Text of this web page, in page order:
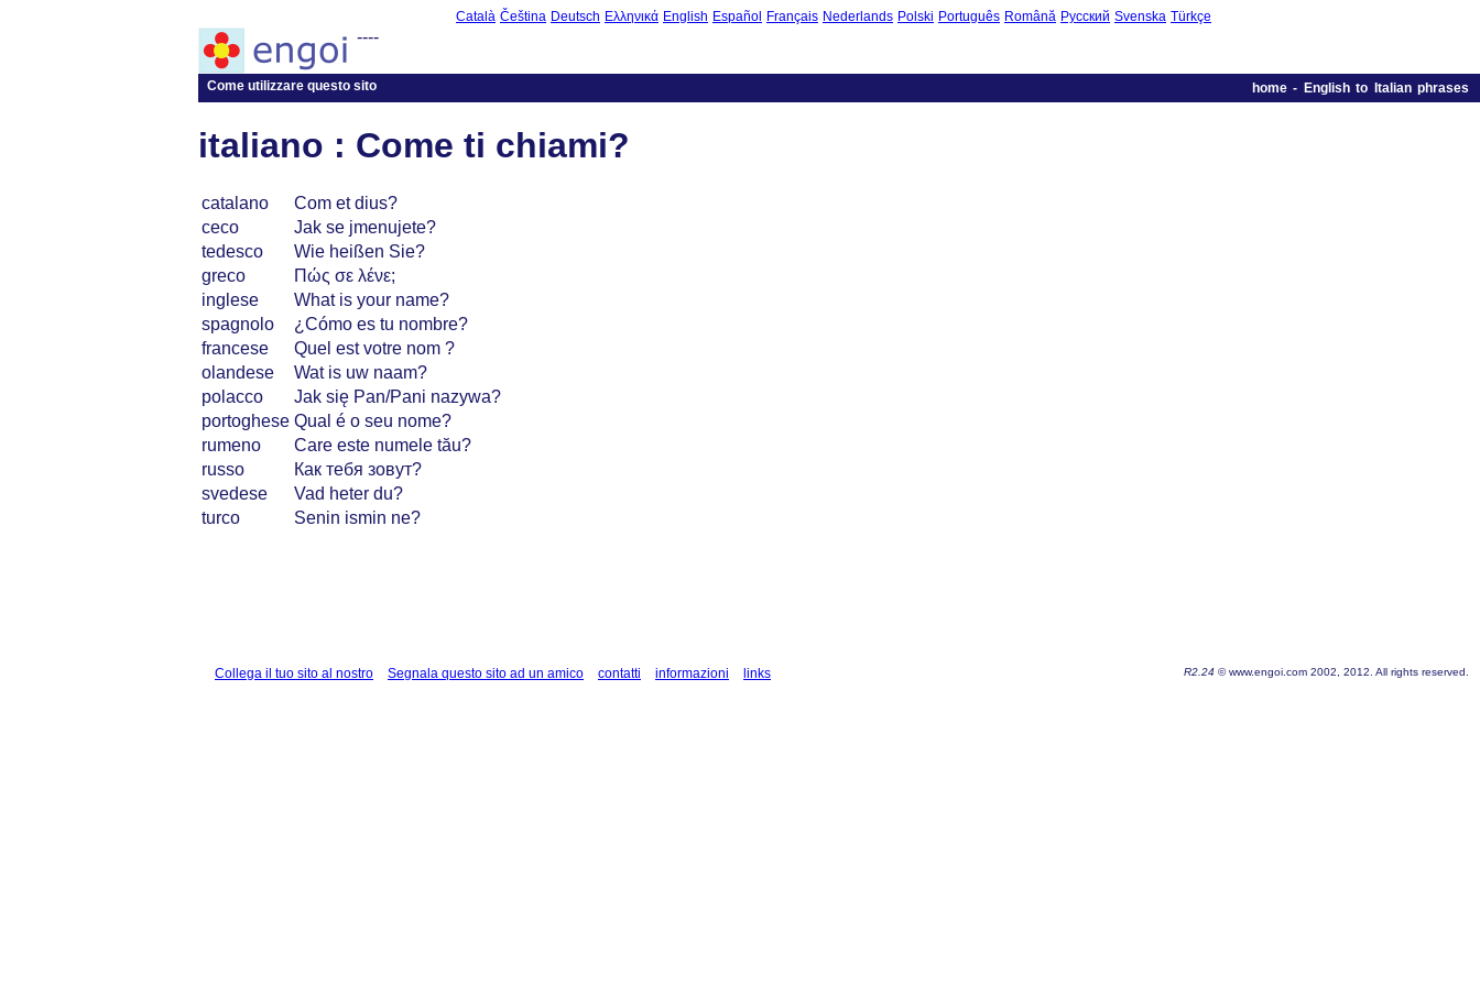
Català Čeština Deutsch Ελληνικά English Español Français Nederlands Polski Português Română Русский Svenska Türkçe
----
Come utilizzare questo sito home- English to Italian phrases
italiano : Come ti chiami?
catalano
Com et dius?
ceco
Jak se jmenujete?
tedesco
Wie heißen Sie?
greco
Πώς σε λένε;
inglese
What is your name?
spagnolo
¿Cómo es tu nombre?
francese
Quel est votre nom ?
olandese
Wat is uw naam?
polacco
Jak się Pan/Pani nazywa?
portoghese Qual é o seu nome?
rumeno
Care este numele tău?
russo
Как тебя зовут?
svedese
Vad heter du?
turco
Senin ismin ne?
Collega il tuo sito al nostro Segnala questo sito ad un amico contatti informazioni links R2.24 © www.engoi.com 2002, 2012. All rights reserved.